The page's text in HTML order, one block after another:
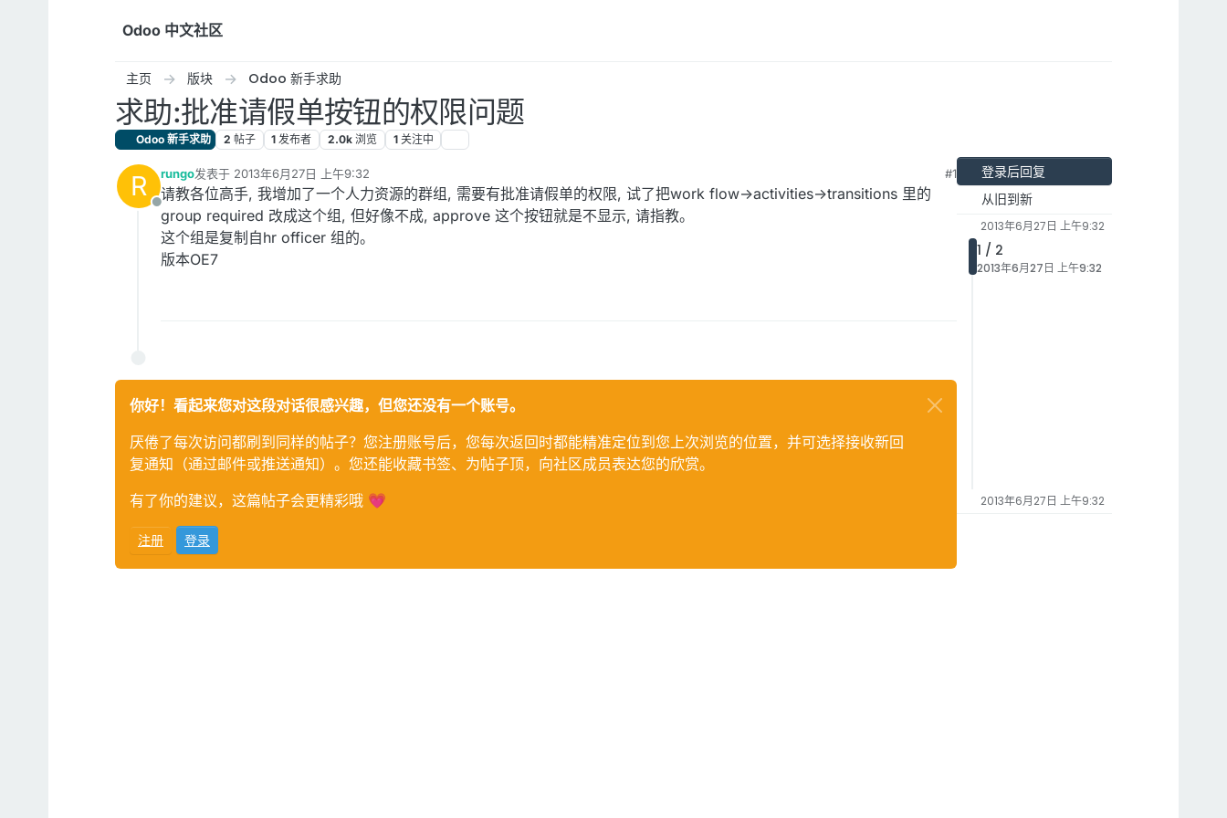
Odoo 中文社区
主页 版块 Odoo 新手求助
求助:批准请假单按钮的权限问题
Odoo 新手求助 2 帖子 1 发布者 2.0k 浏览 1 关注中
R
离线
rungo发表于 2013年6月27日 上午9:32
最后由 编辑
#1
请教各位高手, 我增加了一个人力资源的群组, 需要有批准请假单的权限, 试了把work flow->activities->transitions 里的
group required 改成这个组, 但好像不成, approve 这个按钮就是不显示, 请指教。
这个组是复制自hr officer 组的。
版本OE7
你好！看起来您对这段对话很感兴趣，但您还没有一个账号。
厌倦了每次访问都刷到同样的帖子？您注册账号后，您每次返回时都能精准定位到您上次浏览的位置，并可选择接收新回
复通知（通过邮件或推送通知）。您还能收藏书签、为帖子顶，向社区成员表达您的欣赏。
有了你的建议，这篇帖子会更精彩哦 💗
注册 登录
登录后回复
从旧到新
2013年6月27日 上午9:32
1 / 2
2013年6月27日 上午9:32
2013年6月27日 上午9:32